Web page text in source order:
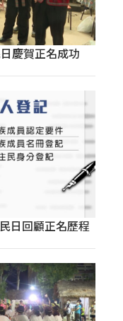
慶賀正名成功
日回顧正名歷程